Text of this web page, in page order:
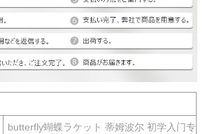
butterfly蝴蝶ラケット 蒂姆波尔 初学入门专